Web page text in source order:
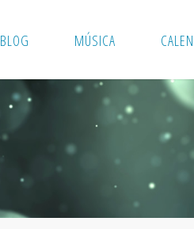
BLOG MÚSICA